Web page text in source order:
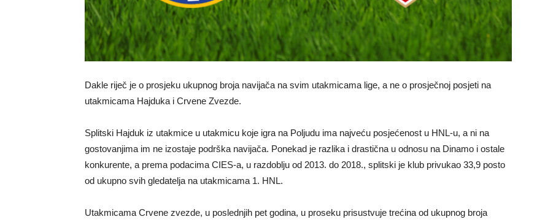
Dakle riječ je o prosjeku ukupnog broja navijača na svim utakmicama lige, a ne o prosječnoj posjeti na
utakmicama Hajduka i Crvene Zvezde.
Splitski Hajduk iz utakmice u utakmicu koje igra na Poljudu ima najveću posjećenost u HNL-u, a ni na
gostovanjima im ne izostaje podrška navijača. Ponekad je razlika i drastična u odnosu na Dinamo i ostale
konkurente, a prema podacima CIES-a, u razdoblju od 2013. do 2018., splitski je klub privukao 33,9 posto
od ukupno svih gledatelja na utakmicama 1. HNL.
Utakmicama Crvene zvezde, u poslednjih pet godina, u proseku prisustvuje trećina od ukupnog broja